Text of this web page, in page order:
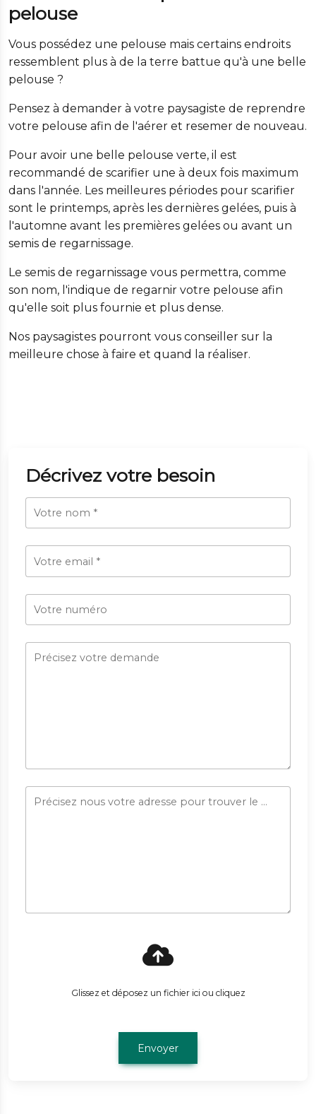
pelouse
Vous possédez une pelouse mais certains endroits
ressemblent plus à de la terre battue qu'à une belle
pelouse ?
Pensez à demander à votre paysagiste de reprendre
votre pelouse afin de l'aérer et resemer de nouveau.
Pour avoir une belle pelouse verte, il est
recommandé de scarifier une à deux fois maximum
dans l'année. Les meilleures périodes pour scarifier
sont le printemps, après les dernières gelées, puis à
l'automne avant les premières gelées ou avant un
semis de regarnissage.
Le semis de regarnissage vous permettra, comme
son nom, l'indique de regarnir votre pelouse afin
qu'elle soit plus fournie et plus dense.
Nos paysagistes pourront vous conseiller sur la
meilleure chose à faire et quand la réaliser.
Décrivez votre besoin
Votre nom *
Votre email *
Votre numéro
Précisez votre demande
Précisez nous votre adresse pour trouver le paysagiste le plus proche
Glissez et déposez un fichier ici ou cliquez
Envoyer